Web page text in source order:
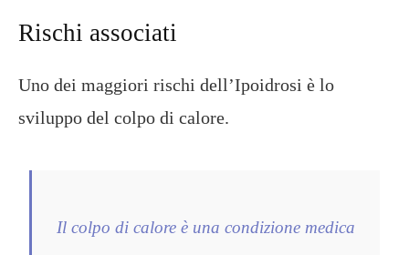
Rischi associati
Uno dei maggiori rischi dell’Ipoidrosi è lo
sviluppo del colpo di calore.
Il colpo di calore è una condizione medica